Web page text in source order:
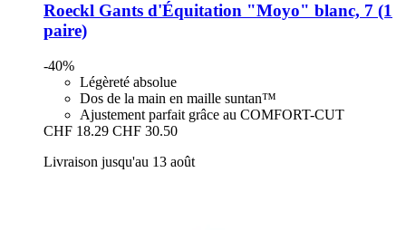
Roeckl Gants d'Équitation "Moyo" blanc, 7 (1
paire)
-40%
Légèreté absolue
Dos de la main en maille suntan™
Ajustement parfait grâce au COMFORT-CUT
CHF 18.29 CHF 30.50
Livraison jusqu'au 13 août